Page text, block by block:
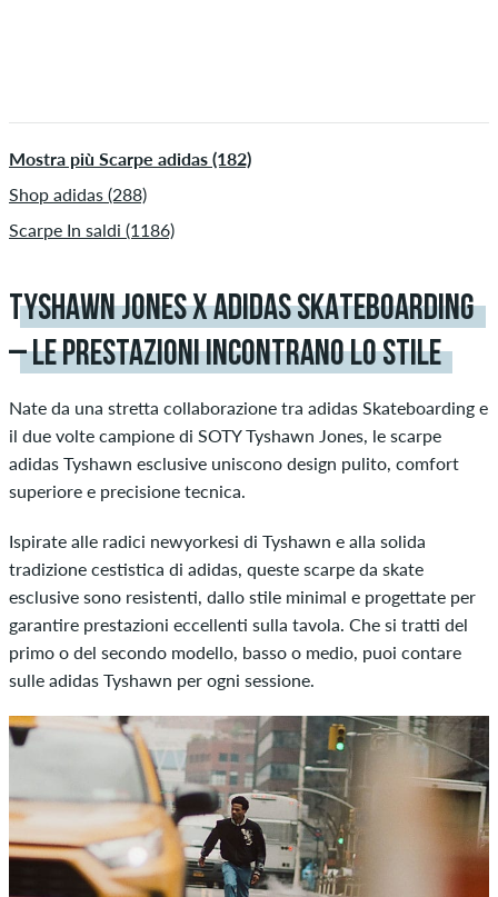
Mostra più Scarpe adidas (182)
Shop adidas (288)
Scarpe In saldi (1186)
TYSHAWN JONES X ADIDAS SKATEBOARDING
– LE PRESTAZIONI INCONTRANO LO STILE
Nate da una stretta collaborazione tra adidas Skateboarding e
il due volte campione di SOTY Tyshawn Jones, le scarpe
adidas Tyshawn esclusive uniscono design pulito, comfort
superiore e precisione tecnica.
Ispirate alle radici newyorkesi di Tyshawn e alla solida
tradizione cestistica di adidas, queste scarpe da skate
esclusive sono resistenti, dallo stile minimal e progettate per
garantire prestazioni eccellenti sulla tavola. Che si tratti del
primo o del secondo modello, basso o medio, puoi contare
sulle adidas Tyshawn per ogni sessione.